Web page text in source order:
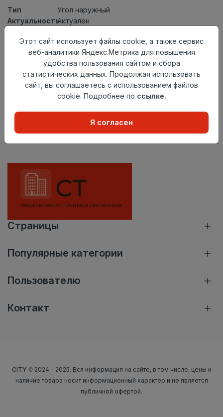
Тип
Угол наружный
АктуальностьАктуален
Осталось200 шт
Добавить в корзину
Внимание! Внешний вид товара может отличаться от
представленного на настоящем сайте. Проверяйте
в момент приобретения товара.
Страницы
Популярные категории
Пользователю
Контакт
CITY © 2024 - 2025. Вся информация на сайте, в том числе, цены и
наличие товара носит информационный характер и не является
публичной офертой.
Этот сайт использует файлы cookie, а также сервис
веб-аналитики Яндекс.Метрика для повышения
удобства пользования сайтом и сбора
статистических данных. Продолжая использовать
сайт, вы соглашаетесь с использованием файлов
cookie. Подробнее по ссылке.
Я согласен